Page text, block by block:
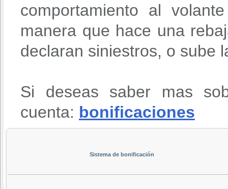
comportamiento al
manera que hace una
declaran siniestros, o sube
Si deseas saber mas
cuenta: bonificaciones
Sistema de bonificación